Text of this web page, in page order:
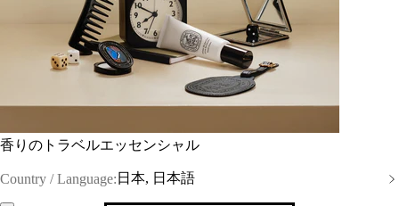
香りのトラベルエッセンシャル
Country / Language: 日本, 日本語